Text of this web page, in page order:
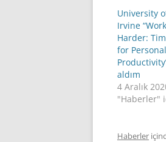
University
Irvine
Harder:
for
aldım
4 Aralık
"Haberler"
Haberler